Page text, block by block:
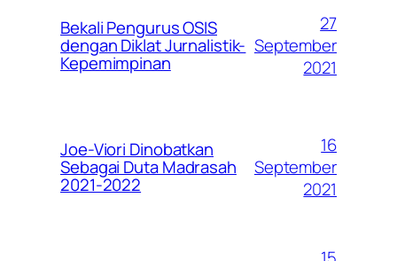
Bekali Pengurus OSIS
dengan Diklat Jurnalistik-
Kepemimpinan
27
September
2021
Joe-Viori Dinobatkan
Sebagai Duta Madrasah
2021-2022
16
September
2021